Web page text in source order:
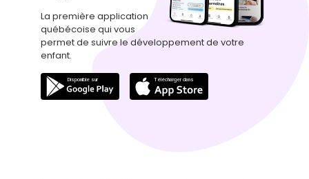
La première application
québécoise qui vous
permet de suivre le développement de votre
enfant.